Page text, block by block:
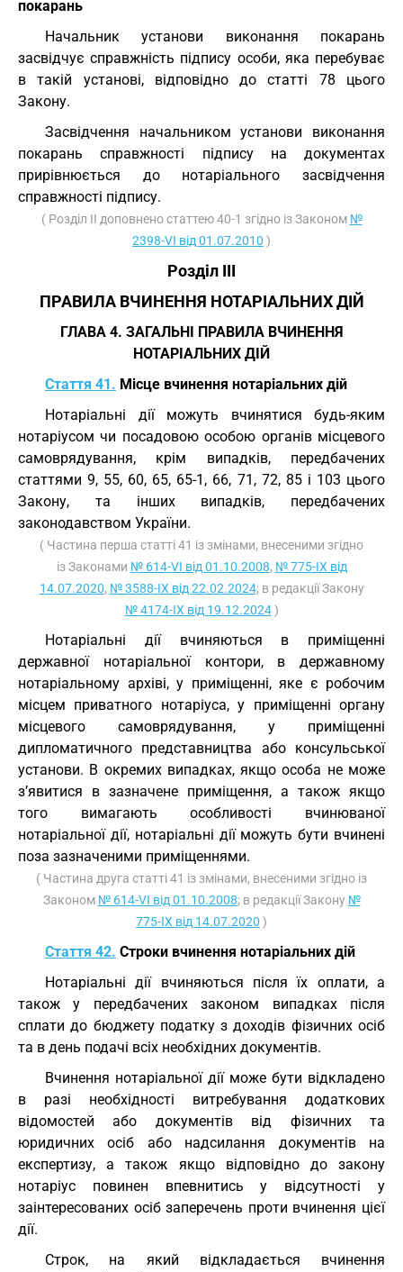
покарань
Начальник установи виконання покарань
засвідчує справжність підпису особи, яка перебуває
в такій установі, відповідно до статті 78 цього
Закону.
Засвідчення начальником установи виконання
покарань справжності підпису на документах
прирівнюється до нотаріального засвідчення
справжності підпису.
( Розділ II доповнено статтею 40-1 згідно із Законом №
2398-VI від 01.07.2010 )
Розділ III
ПРАВИЛА ВЧИНЕННЯ НОТАРІАЛЬНИХ ДІЙ
ГЛАВА 4. ЗАГАЛЬНІ ПРАВИЛА ВЧИНЕННЯ
НОТАРІАЛЬНИХ ДІЙ
Стаття 41. Місце вчинення нотаріальних дій
Нотаріальні дії можуть вчинятися будь-яким
нотаріусом чи посадовою особою органів місцевого
самоврядування, крім випадків, передбачених
статтями 9, 55, 60, 65, 65-1, 66, 71, 72, 85 і 103 цього
Закону, та інших випадків, передбачених
законодавством України.
( Частина перша статті 41 із змінами, внесеними згідно
із Законами № 614-VI від 01.10.2008, № 775-IX від
14.07.2020, № 3588-IX від 22.02.2024; в редакції Закону
№ 4174-IX від 19.12.2024)
Нотаріальні дії вчиняються в приміщенні
державної нотаріальної контори, в державному
нотаріальному архіві, у приміщенні, яке є робочим
місцем приватного нотаріуса, у приміщенні органу
місцевого самоврядування, у приміщенні
дипломатичного представництва або консульської
установи. В окремих випадках, якщо особа не може
з’явитися в зазначене приміщення, а також якщо
того вимагають особливості вчинюваної
нотаріальної дії, нотаріальні дії можуть бути вчинені
поза зазначеними приміщеннями.
( Частина друга статті 41 із змінами, внесеними згідно із
Законом № 614-VI від 01.10.2008; в редакції Закону №
775-IX від 14.07.2020 )
Стаття 42. Строки вчинення нотаріальних дій
Нотаріальні дії вчиняються після їх оплати, а
також у передбачених законом випадках після
сплати до бюджету податку з доходів фізичних осіб
та в день подачі всіх необхідних документів.
Вчинення нотаріальної дії може бути відкладено
в разі необхідності витребування додаткових
відомостей або документів від фізичних та
юридичних осіб або надсилання документів на
експертизу, а також якщо відповідно до закону
нотаріус повинен впевнитись у відсутності у
заінтересованих осіб заперечень проти вчинення цієї
дії.
Строк, на який відкладається вчинення